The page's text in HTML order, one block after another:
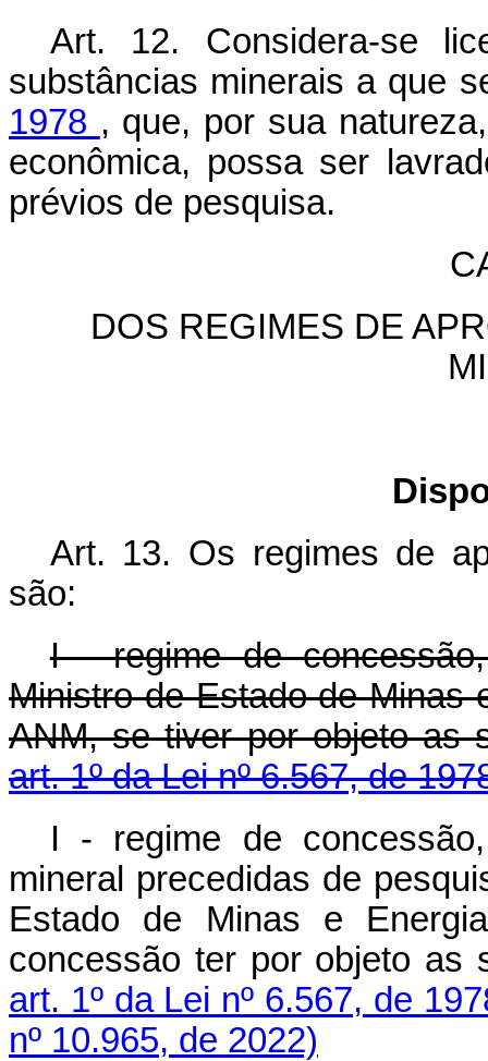
Art. 12. Considera-se
substâncias minerais a que
1978 , que, por sua
econômica, possa ser
prévios de pesquisa.
DOS REGIMES DE
Art. 13. Os regimes de
são:
I - regime de
Ministro de Estado de Minas
ANM, se tiver por objeto as
art. 1º da Lei nº 6.567, de
I - regime de
mineral precedidas de
Estado de Minas e
concessão ter por objeto as
art. 1º da Lei nº 6.567, de
nº 10.965, de 2022)